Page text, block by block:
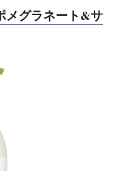
メグラネート&サ